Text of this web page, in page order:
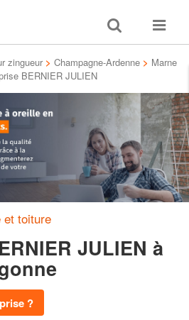
Toggle
search
Toggle
zingueur > Champagne-Ardenne > Marne
BERNIER JULIEN
et toiture
JULIEN à
?